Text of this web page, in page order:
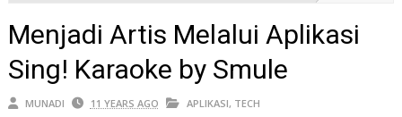
Menjadi Artis Melalui Aplikasi
Sing! Karaoke by Smule
MUNADI 11 YEARS AGO APLIKASI, TECH